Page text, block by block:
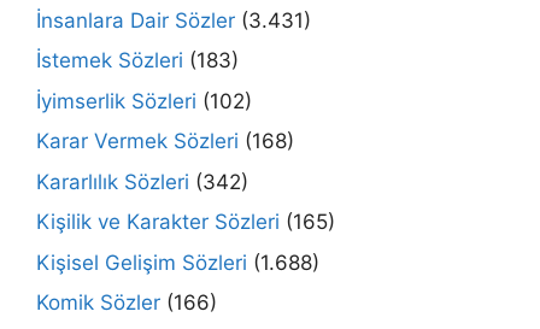
İnsanlara Dair Sözler (3.431)
İstemek Sözleri (183)
İyimserlik Sözleri (102)
Karar Vermek Sözleri (168)
Kararlılık Sözleri (342)
Kişilik ve Karakter Sözleri (165)
Kişisel Gelişim Sözleri (1.688)
Komik Sözler (166)